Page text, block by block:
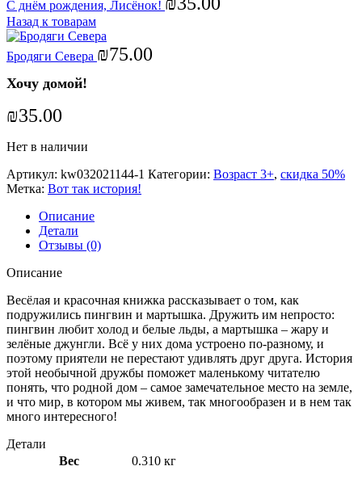
С днём рождения, Лисёнок!
Назад к товарам
Бродяги Севера ₪75.00
Хочу домой!
₪35.00
Нет в наличии
Артикул: kw032021144-1 Категории: Возраст 3+, скидка 50%
Метка: Вот так история!
Описание
Детали
Отзывы (0)
Описание
Весёлая и красочная книжка рассказывает о том, как
подружились пингвин и мартышка. Дружить им непросто:
пингвин любит холод и белые льды, а мартышка – жару и
зелёные джунгли. Всё у них дома устроено по-разному, и
поэтому приятели не перестают удивлять друг друга. История
этой необычной дружбы поможет маленькому читателю
понять, что родной дом – самое замечательное место на земле,
и что мир, в котором мы живем, так многообразен и в нем так
много интересного!
Детали
Вес
0.310 кг